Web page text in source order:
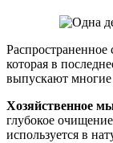
которая в
выпускают многие
Хозяйственное
глубокое
используется в